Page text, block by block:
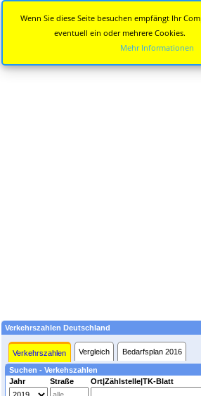
Verkehrszahlen Deutschland
Verkehrszahlen Vergleich Bedarfsplan 2016
Suchen - Verkehszahlen
Jahr
Straße Ort|Zählstelle|TK-Blatt
Wenn Sie diese Seite besuchen empfängt Ihr
eventuell ein oder mehrere Cookies.
Mehr Informationen